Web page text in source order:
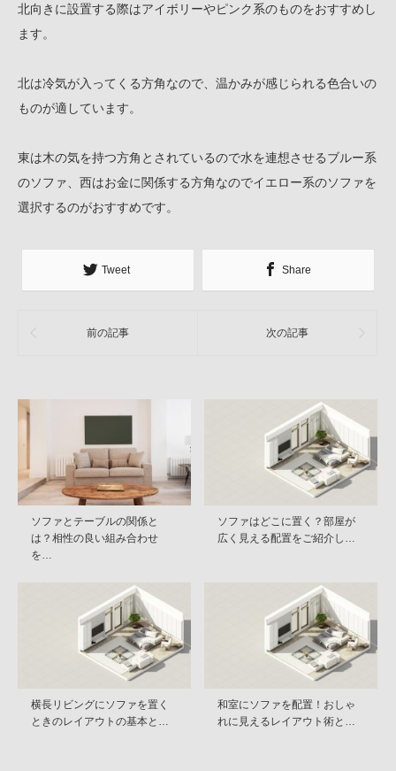
北向きに設置する際はアイボリーやピンク系のものをおすすめし
ます。
北は冷気が入ってくる方角なので、温かみが感じられる色合いの
ものが適しています。
東は木の気を持つ方角とされているので水を連想させるブルー系
のソファ、西はお金に関係する方角なのでイエロー系のソファを
選択するのがおすすめです。
Tweet Share
前の記事 次の記事
ソファとテーブルの関係と
は？相性の良い組み合わせ
を…
ソファはどこに置く？部屋が
広く見える配置をご紹介し…
横長リビングにソファを置く
ときのレイアウトの基本と…
和室にソファを配置！おしゃ
れに見えるレイアウト術と…